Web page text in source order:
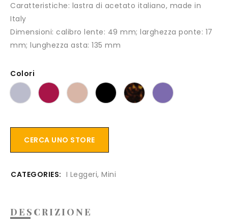
Caratteristiche: lastra di acetato italiano, made in
Italy
Dimensioni: calibro lente: 49 mm; larghezza ponte: 17
mm; lunghezza asta: 135 mm
Colori
CERCA UNO STORE
CATEGORIES: I Leggeri, Mini
DESCRIZIONE